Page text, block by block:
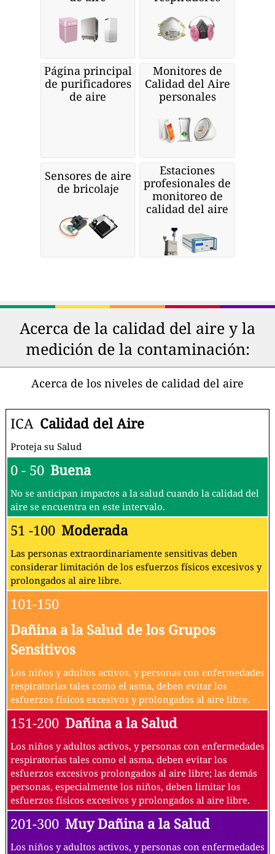
Página principal
de purificadores
de aire
Monitores de
Calidad del Aire
personales
Sensores de aire
de bricolaje
Estaciones
profesionales de
monitoreo de
calidad del aire
Acerca de la calidad del aire y la
medición de la contaminación:
Acerca de los niveles de calidad del aire
ICA Calidad del Aire
Proteja su Salud
0 - 50 Buena
No se anticipan impactos a la salud cuando la calidad del
aire se encuentra en este intervalo.
51 -100 Moderada
Las personas extraordinariamente sensitivas deben
considerar limitación de los esfuerzos físicos excesivos y
prolongados al aire libre.
101-150
Dañina a la Salud de los Grupos
Sensitivos
Los niños y adultos activos, y personas con enfermedades
respiratorias tales como el asma, deben evitar los
esfuerzos físicos excesivos y prolongados al aire libre.
151-200 Dañina a la Salud
Los niños y adultos activos, y personas con enfermedades
respiratorias tales como el asma, deben evitar los
esfuerzos excesivos prolongados al aire libre; las demás
personas, especialmente los niños, deben limitar los
esfuerzos físicos excesivos y prolongados al aire libre.
201-300 Muy Dañina a la Salud
Los niños y adultos activos, y personas con enfermedades